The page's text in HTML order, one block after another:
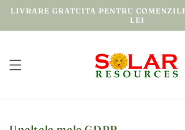
Treci la
LIVRARE GRATUITA PENTRU
LEI